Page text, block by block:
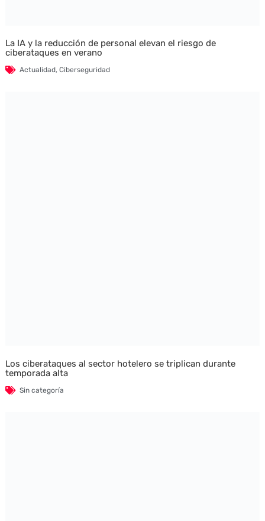
La IA y la reducción de personal elevan el riesgo de
ciberataques en verano
Actualidad, Ciberseguridad
Los ciberataques al sector hotelero se triplican durante
temporada alta
Sin categoría